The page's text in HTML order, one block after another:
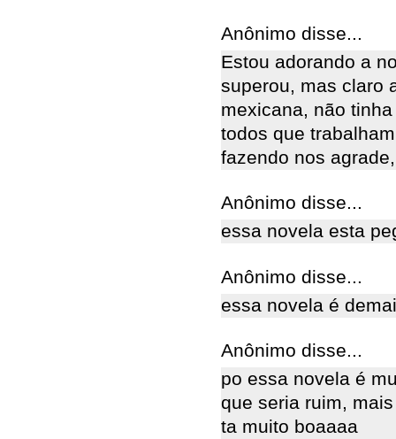
Anônimo disse...
Estou adorando a
superou, mas claro
mexicana, não
todos que
fazendo nos
Anônimo disse...
essa novela esta
Anônimo disse...
essa novela é
Anônimo disse...
po essa novela é
que seria ruim,
ta muito boaaaa